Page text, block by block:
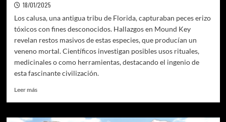
18/01/2025
Los calusa, una antigua tribu de Florida, capturaban peces erizo
tóxicos con fines desconocidos. Hallazgos en Mound Key
revelan restos masivos de estas especies, que producían un
veneno mortal. Científicos investigan posibles usos rituales,
medicinales o como herramientas, destacando el ingenio de
esta fascinante civilización.
Leer másLeer
El